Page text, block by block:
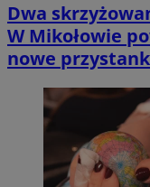
Dwa
W Mikołowie
nowe